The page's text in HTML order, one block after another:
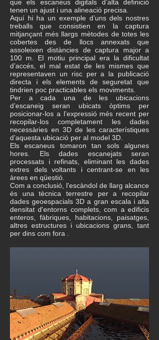
que els escaneus digitals d’alta definició
tenen un ajust i una alineació precisa.
Aquí hi ha un exemple d’uns dels nostres
treballs que consistien en la captura
mitjançant més llargs mètodes de totes les
cobertes des de llocs annexats que
assoleixen distàncies de captura major a
100 m. El motiu principal era la dificultat
d’accés, el mal estat de les mismes que
representaven un risc per a la publicació
directa i els elements de seguretat que
tindrien poc practicables els moviments.
Per a cada una de les ubicacions
d’escaneig seran ubicats òptims per
posicionar-los a l’expressió més recent per
recopilar-los completament les dades
necessàries en 3D de les característiques
d’aquesta ubicació per al model 3D.
Els escaneus tomaron tan sols algunes
hores. Els dades escanejats seran
processats i refinats, eliminant les dades
extres dels voltants i centrant-se en les
àrees en qüestió.
Com a conclusió, l'escàndol de llarg alcance
és una tècnica terrestre per a recopilar
dades geoespacials 3D a gran escala i alta
densitat d'entorns complets, com a edificis
enteros, fàbriques, habitacions, paisatges,
altres estructures i ubicacions grans, tant
per dins com fora .